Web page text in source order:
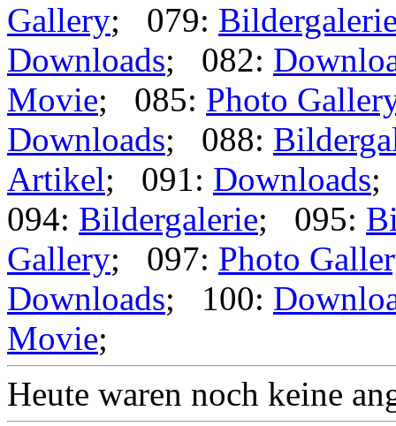
Gallery; 079:
Downloads; 082:
Movie; 085: Photo
Downloads; 088:
Artikel; 091: Downloads;
094: Bildergalerie; 095:
Gallery; 097: Photo
Downloads; 100:
Movie;
Heute waren noch keine